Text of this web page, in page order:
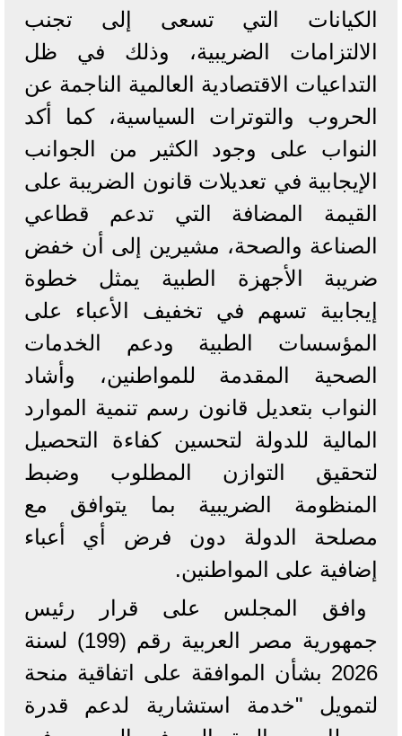
الكيانات التي تسعى إلى تجنب
الالتزامات الضريبية، وذلك في ظل
التداعيات الاقتصادية العالمية الناجمة عن
الحروب والتوترات السياسية، كما أكد
النواب على وجود الكثير من الجوانب
الإيجابية في تعديلات قانون الضريبة على
القيمة المضافة التي تدعم قطاعي
الصناعة والصحة، مشيرين إلى أن خفض
ضريبة الأجهزة الطبية يمثل خطوة
إيجابية تسهم في تخفيف الأعباء على
المؤسسات الطبية ودعم الخدمات
الصحية المقدمة للمواطنين، وأشاد
النواب بتعديل قانون رسم تنمية الموارد
المالية للدولة لتحسين كفاءة التحصيل
لتحقيق التوازن المطلوب وضبط
المنظومة الضريبية بما يتوافق مع
مصلحة الدولة دون فرض أي أعباء
إضافية على المواطنين.
وافق المجلس على قرار رئيس
جمهورية مصر العربية رقم (199) لسنة
2026 بشأن الموافقة على اتفاقية منحة
لتمويل "خدمة استشارية لدعم قدرة